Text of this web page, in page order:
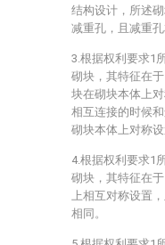
结构设计，所述
减重孔，且减重孔
3.根据权利要求1
砌块，其特征在
块在砌块本体上
相互连接的时候
砌块本体上对称
4.根据权利要求1
砌块，其特征在
上相互对称设置
相同。